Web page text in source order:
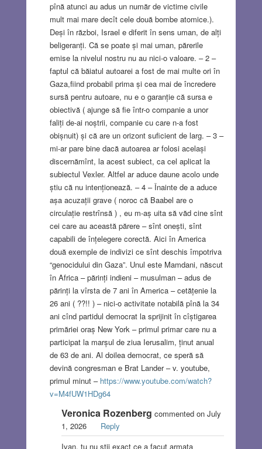
pînă atunci au adus un număr de victime civile
mult mai mare decît cele două bombe atomice.).
Deși în război, Israel e diferit în sens uman, de alți
beligeranți. Că se poate și mai uman, părerile
emise la nivelul nostru nu au nici-o valoare. – 2 –
faptul că băiatul autoarei a fost de mai multe ori în
Gaza,fiind probabil prima și cea mai de încredere
sursă pentru autoare, nu e o garanție că sursa e
obiectivă ( ajunge să fie într-o companie a unor
faliți de-ai noștrii, companie cu care n-a fost
obișnuit) și că are un orizont suficient de larg. – 3 –
mi-ar pare bine dacă autoarea ar folosi același
discernămînt, la acest subiect, ca cel aplicat la
subiectul Vexler. Altfel ar aduce daune acolo unde
știu că nu intenționează. – 4 – Înainte de a aduce
așa acuzații grave ( noroc că Baabel are o
circulație restrînsă ) , eu m-aș uita să văd cine sînt
cei care au această părere – sînt onești, sînt
capabili de înțelegere corectă. Aici în America
două exemple de indivizi ce sînt deschis împotriva
“genocidului din Gaza”. Unul este Mamdani, născut
în Africa – părinți indieni – musulman – adus de
părinți la vîrsta de 7 ani în America – cetățenie la
26 ani ( ??!! ) – nici-o activitate notabilă pînă la 34
ani cînd partidul democrat la sprijinit în cîștigarea
primăriei oraș New York – primul primar care nu a
participat la marșul de ziua Ierusalim, ținut anual
de 63 de ani. Al doilea democrat, ce speră să
devină congresman e Brat Lander – v. youtube,
primul minut – https://www.youtube.com/watch?
v=M4fUW1HDg64
Veronica Rozenberg commented on July
1, 2026
Reply
Ivan, tu nu stii exact ce a facut armata